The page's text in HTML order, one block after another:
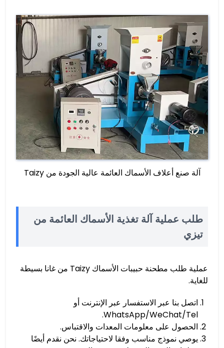
آلة صنع أعلاف الأسماك العائمة عالية الجودة من Taizy
طلب عملية آلة تغذية الأسماك العائمة من
تيزي
عملية طلب مطحنة حبيبات الأسماك Taizy من غانا بسيطة
للغاية.
اتصل بنا عبر الاستفسار عبر الإنترنت أو
WhatsApp/WeChat/Tel.
الحصول على معلومات المعدات والاقتباس.
يوصي نموذج مناسب وفقا لاحتياجاتك. نحن نقدم أيضًا